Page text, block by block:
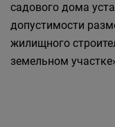
садового дома
допустимости
жилищного
земельном